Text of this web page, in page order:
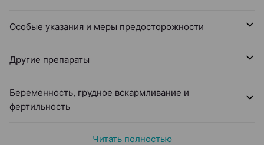
Особые указания и меры предосторожности
Другие препараты
Беременность, грудное вскармливание и
фертильность
Читать полностью